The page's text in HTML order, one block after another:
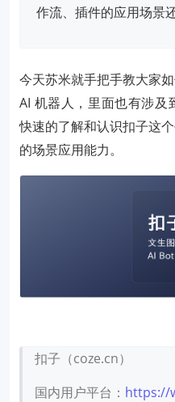
作流、插件的应用场景
今天苏米就手把手教大家
AI 机器人，里面也有涉及
快速的了解和认识扣子这
的场景应用能力。
扣子（coze.cn）
国内用户平台： https://